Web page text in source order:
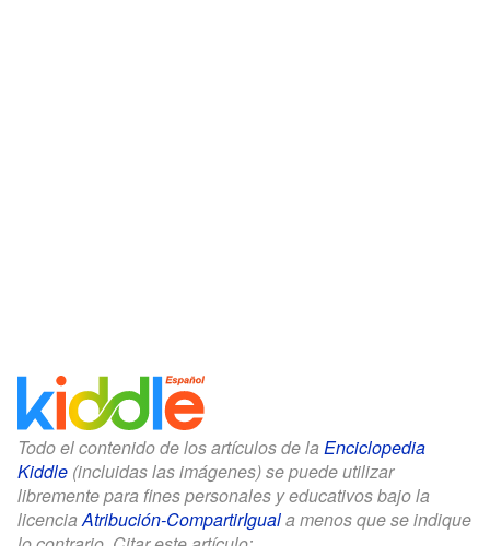
Todo el contenido de los artículos de la Enciclopedia
Kiddle (incluidas las imágenes) se puede utilizar
libremente para fines personales y educativos bajo la
licenciaAtribución-CompartirIguala menos que se indique